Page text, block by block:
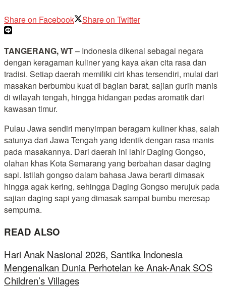
Share on Facebook Share on Twitter
TANGERANG, WT– Indonesia dikenal sebagai negara
dengan keragaman kuliner yang kaya akan cita rasa dan
tradisi. Setiap daerah memiliki ciri khas tersendiri, mulai dari
masakan berbumbu kuat di bagian barat, sajian gurih manis
di wilayah tengah, hingga hidangan pedas aromatik dari
kawasan timur.
Pulau Jawa sendiri menyimpan beragam kuliner khas, salah
satunya dari Jawa Tengah yang identik dengan rasa manis
pada masakannya. Dari daerah ini lahir Daging Gongso,
olahan khas Kota Semarang yang berbahan dasar daging
sapi. Istilah gongso dalam bahasa Jawa berarti dimasak
hingga agak kering, sehingga Daging Gongso merujuk pada
sajian daging sapi yang dimasak sampai bumbu meresap
sempurna.
READ ALSO
Hari Anak Nasional 2026, Santika Indonesia
Mengenalkan Dunia Perhotelan ke Anak-Anak SOS
Children’s Villages